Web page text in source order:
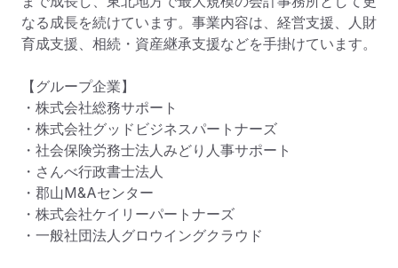
なる成長を続けています。事業内容は、経営支援、人財
育成支援、相続・資産継承支援などを手掛けています。
【グループ企業】
・株式会社総務サポート
・株式会社グッドビジネスパートナーズ
・社会保険労務士法人みどり人事サポート
・さんべ行政書士法人
・郡山M&Aセンター
・株式会社ケイリーパートナーズ
・一般社団法人グロウイングクラウド